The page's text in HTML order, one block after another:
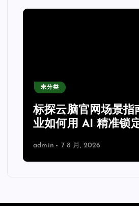
未分类
标探云脑官网场景指
业如何用 AI 精准锁
admin 7 8 月, 2026